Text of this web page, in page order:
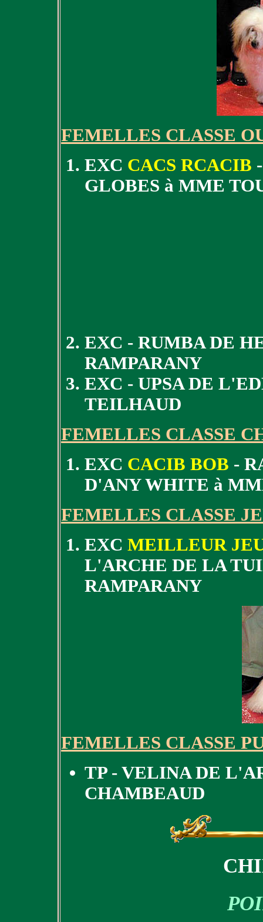
FEMELLES CLASSE
EXC CACS RCACIB
GLOBES à MME
EXC - RUMBA DE
RAMPARANY
EXC - UPSA DE
TEILHAUD
FEMELLES CLASSE
EXC CACIB BOB -
D'ANY WHITE à
FEMELLES CLASSE
EXC MEILLEUR
L'ARCHE DE LA
RAMPARANY
FEMELLES CLASSE
TP - VELINA DE
CHAMBEAUD